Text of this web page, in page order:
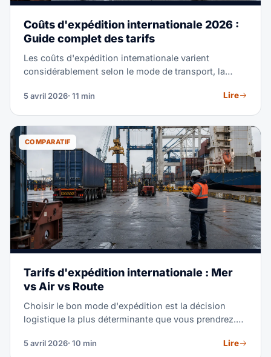
Coûts d'expédition internationale 2026 :
Guide complet des tarifs
Les coûts d'expédition internationale varient
considérablement selon le mode de transport, la
guide complet détaille les prix réels 2026 pour le fret
vous puissiez budgétiser avec précision, comparer
les options et négocier de meilleurs tarifs avec votre
transitaire.
5 avril 2026· 11 min Lire
COMPARATIF
Tarifs d'expédition internationale : Mer
vs Air vs Route
Choisir le bon mode d'expédition est la décision
logistique la plus déterminante que vous prendrez.
route peut être de 5-8× en coût mais de 4-6× en
5 avril 2026· 10 min Lire